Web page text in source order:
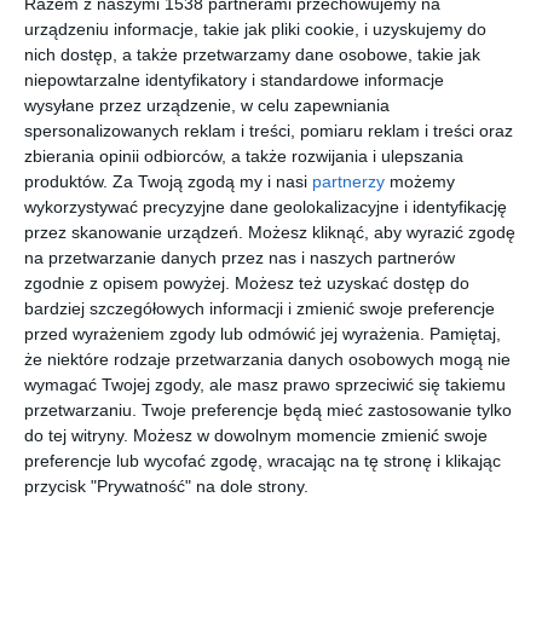
Razem z naszymi 1538 partnerami przechowujemy na
urządzeniu informacje, takie jak pliki cookie, i uzyskujemy do
nich dostęp, a także przetwarzamy dane osobowe, takie jak
niepowtarzalne identyfikatory i standardowe informacje
wysyłane przez urządzenie, w celu zapewniania
spersonalizowanych reklam i treści, pomiaru reklam i treści oraz
zbierania opinii odbiorców, a także rozwijania i ulepszania
produktów. Za Twoją zgodą my i nasi partnerzy możemy
wykorzystywać precyzyjne dane geolokalizacyjne i identyfikację
przez skanowanie urządzeń. Możesz kliknąć, aby wyrazić zgodę
na przetwarzanie danych przez nas i naszych partnerów
zgodnie z opisem powyżej. Możesz też uzyskać dostęp do
bardziej szczegółowych informacji i zmienić swoje preferencje
przed wyrażeniem zgody lub odmówić jej wyrażenia. Pamiętaj,
że niektóre rodzaje przetwarzania danych osobowych mogą nie
wymagać Twojej zgody, ale masz prawo sprzeciwić się takiemu
przetwarzaniu. Twoje preferencje będą mieć zastosowanie tylko
do tej witryny. Możesz w dowolnym momencie zmienić swoje
preferencje lub wycofać zgodę, wracając na tę stronę i klikając
przycisk "Prywatność" na dole strony.
Wizualizacja: jadalnia
Dodaj do ulubionych
Wizualizacja: jadalnia